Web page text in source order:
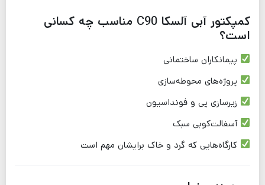
کمپکتور آبی آلسکا C90 مناسب چه کسانی
است؟
پیمانکاران ساختمانی
پروژه‌های محوطه‌سازی
زیرسازی پی و فونداسیون
آسفالت‌کوبی سبک
کارگاه‌هایی که گرد و خاک برایشان مهم است